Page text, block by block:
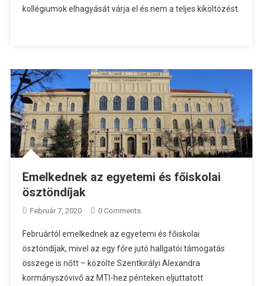
kollégiumok elhagyását várja el és nem a teljes kiköltözést.
Emelkednek az egyetemi és főiskolai
ösztöndíjak
Február 7, 2020 0 Comments
Februártól emelkednek az egyetemi és főiskolai
ösztöndíjak, mivel az egy főre jutó hallgatói támogatás
összege is nőtt – közölte Szentkirályi Alexandra
kormányszóvivő az MTI-hez pénteken eljuttatott